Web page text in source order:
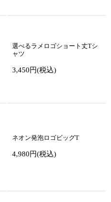
選べるラメロゴショート丈Tシ
ャツ
3,450円(税込)
ネオン発泡ロゴビッグT
4,980円(税込)